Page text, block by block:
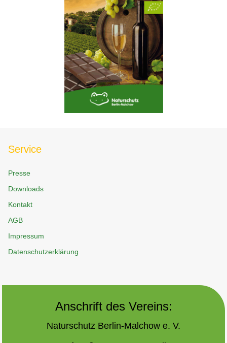
Service
Presse
Downloads
Kontakt
AGB
Impressum
Datenschutzerklärung
Anschrift des Vereins:
Naturschutz Berlin-Malchow e. V.